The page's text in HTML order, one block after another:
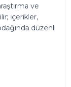
ve
içerikler,
düzenli